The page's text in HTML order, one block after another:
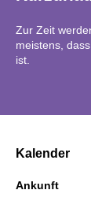
Zur Zeit
meistens,
ist.
Kalender
Ankunft